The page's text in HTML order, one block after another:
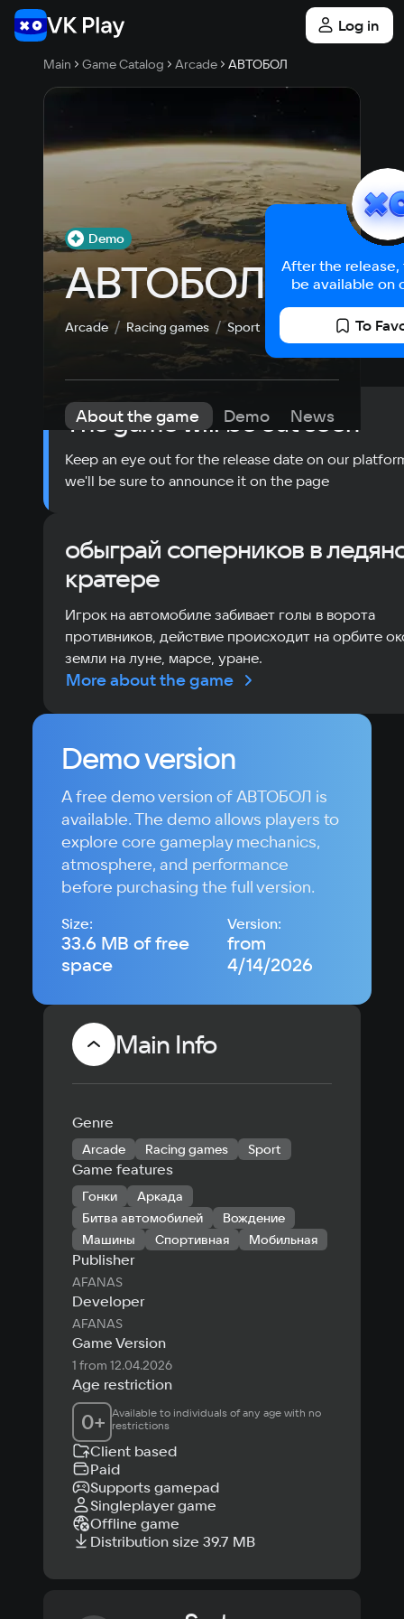
Log in
Main Game Catalog Arcade АВТОБОЛ
Demo
АВТОБОЛ
Arcade Racing games Sport
After the
be available on
To
About the game Demo News
The game will be out soon
Keep an eye out for the release date on our
we'll be sure to announce it on the page
обыграй соперников в
кратере
Игрок на автомобиле забивает голы в ворота
противников, действие происходит на орбите
земли на луне, марсе, уране.
More about the game
Demo version
A free demo version of АВТОБОЛ is
available. The demo allows players to
explore core gameplay mechanics,
atmosphere, and performance
before purchasing the full version.
Size:
33.6 MB of free
space
Version:
from
4/14/2026
Main Info
Genre
Arcade Racing games Sport
Game features
Гонки
Аркада
Битва автомобилей
Вождение
Машины
Спортивная Мобильная
Publisher
AFANAS
Developer
AFANAS
Game Version
1 from 12.04.2026
Age restriction
0+ Available to individuals of any age with no
restrictions
Client based
Paid
Supports gamepad
Singleplayer game
Offline game
Distribution size 39.7 MB